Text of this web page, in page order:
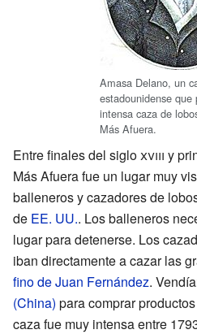
Amasa Delano, un
estadounidense que
intensa caza de
Más Afuera.
Entre finales del sigloxviii y
Más Afuera fue un lugar muy
balleneros y cazadores de
de EE. UU.. Los balleneros
lugar para detenerse. Los
iban directamente a cazar las
fino de Juan Fernández.
(China) para comprar
caza fue muy intensa entre